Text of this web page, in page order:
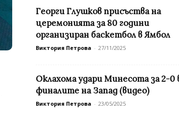
Георги Глушков присъства на
церемонията за 80 години
организиран баскетбол в Ямбол
Виктория Петрова - 27/11/2025
Оклахома удари Минесота за 2-0
финалите на Запад (видео)
Виктория Петрова - 23/05/2025